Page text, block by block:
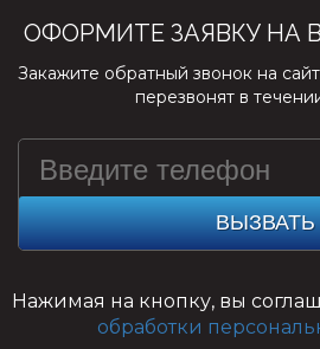
ОФОРМИТЕ ЗАЯВКУ НА
Закажите обратный звонок на
перезвонят в
ВЫЗВАТЬ
Нажимая на кнопку, вы
обработки